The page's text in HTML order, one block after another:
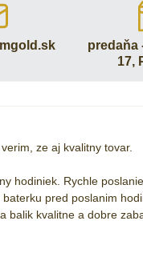
predaňa
17,
ze aj kvalitny tovar.
hodiniek. Rychle
pred poslanim
balik kvalitne a dobre